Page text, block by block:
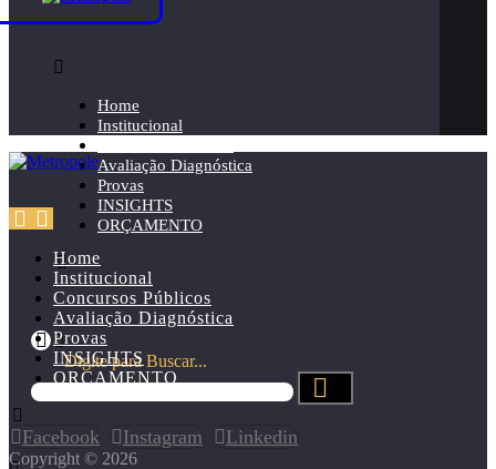
Home
Institucional
Avaliação Diagnóstica
Provas
INSIGHTS
ORÇAMENTO
Digite para Buscar...
Home
Institucional
Concursos Públicos
Avaliação Diagnóstica
Provas
INSIGHTS
ORÇAMENTO
Facebook Instagram Linkedin
Copyright © 2026